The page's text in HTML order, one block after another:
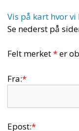
Vis på kart hvor
Se nederst på
Felt merket*er
Fra:*
Epost:*